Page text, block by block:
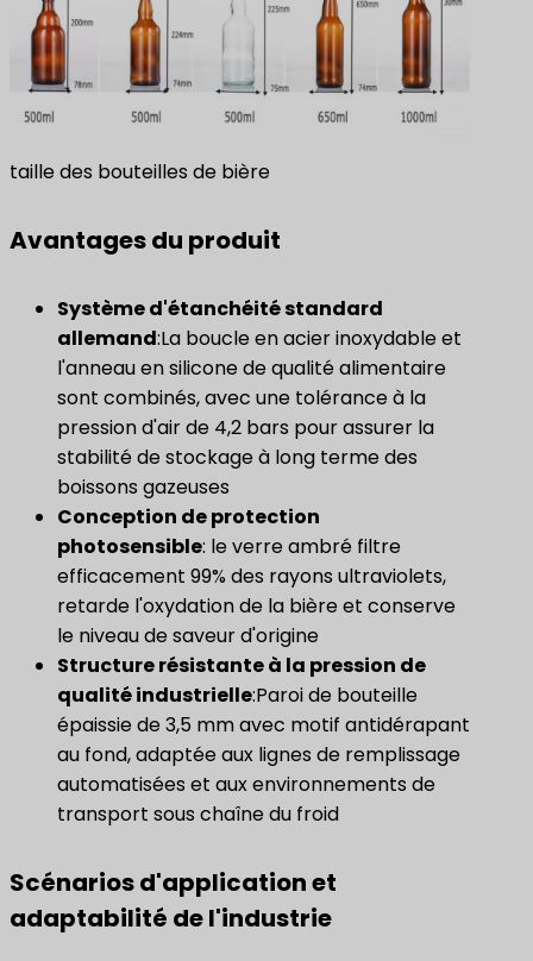
taille des bouteilles de bière
Avantages du produit
Système d'étanchéité standard
allemand:La boucle en acier inoxydable et
l'anneau en silicone de qualité alimentaire
sont combinés, avec une tolérance à la
pression d'air de 4,2 bars pour assurer la
stabilité de stockage à long terme des
boissons gazeuses
Conception de protection
photosensible: le verre ambré filtre
efficacement 99% des rayons ultraviolets,
retarde l'oxydation de la bière et conserve
le niveau de saveur d'origine
Structure résistante à la pression de
qualité industrielle:Paroi de bouteille
épaissie de 3,5 mm avec motif antidérapant
au fond, adaptée aux lignes de remplissage
automatisées et aux environnements de
transport sous chaîne du froid
Scénarios d'application et
adaptabilité de l'industrie